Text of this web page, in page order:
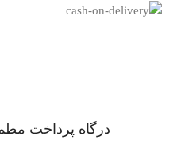
درگاه پرداخت